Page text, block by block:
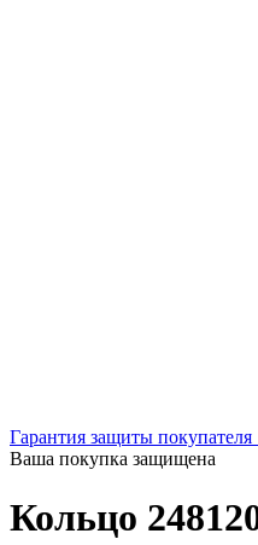
Гарантия защиты
Ваша покупка защищена
Кольцо